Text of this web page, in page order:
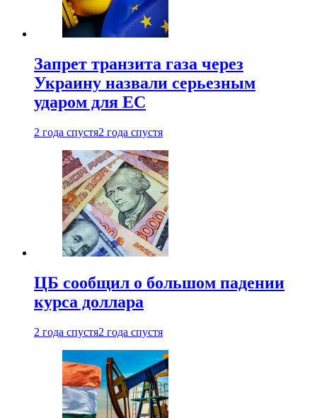
Запрет транзита газа через
Украину назвали серьезным
ударом для ЕС
2 года спустя2 года спустя
ЦБ сообщил о большом падении
курса доллара
2 года спустя2 года спустя